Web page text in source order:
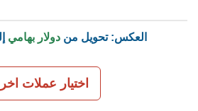
العكس: تحويل مندولار بهامي
اختيار عملات